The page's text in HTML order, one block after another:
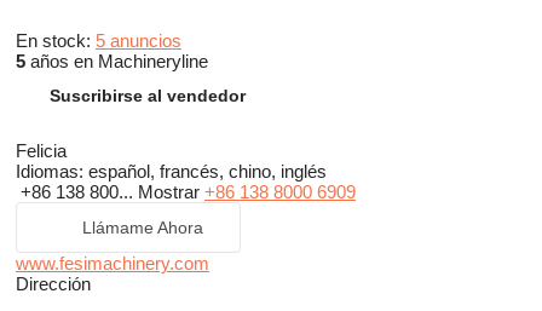
En stock: 5 anuncios
5 años en Machineryline
Suscribirse al vendedor
Felicia
Idiomas: español, francés, chino, inglés
+86 138 800... Mostrar +86 138 8000 6909
Llámame Ahora
www.fesimachinery.com
Dirección